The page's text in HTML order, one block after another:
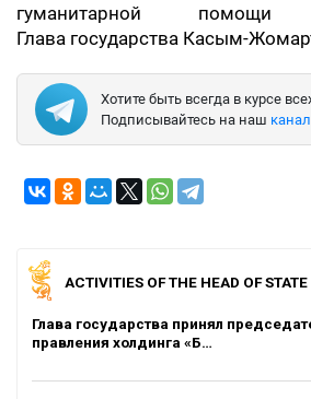
гуманитарной
Глава государства Касым-
Хотите быть всегда в курсе
Подписывайтесь на наш
ACTIVITIES OF THE HEAD OF STATE
Глава государства принял
правления холдинга «Б…